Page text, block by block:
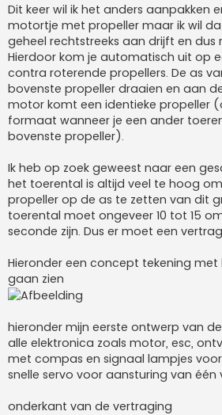
Dit keer wil ik het anders aanpakken
motortje met propeller maar ik wil
geheel rechtstreeks aan drijft en dus
Hierdoor kom je automatisch uit op
contra roterende propellers. De as
bovenste propeller draaien en aan
motor komt een identieke propeller
formaat wanneer je een ander
bovenste propeller).
Ik heb op zoek geweest naar een
het toerental is altijd veel te hoog
propeller op de as te zetten van dit
toerental moet ongeveer 10 tot 15
seconde zijn. Dus er moet een
Hieronder een concept tekening
gaan zien
hieronder mijn eerste ontwerp van
alle elektronica zoals motor, esc,
met compas en signaal lampjes
snelle servo voor aansturing van één
onderkant van de vertraging